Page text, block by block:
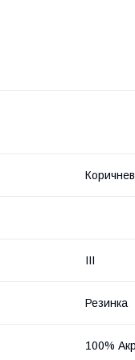
III
Резинка
100%